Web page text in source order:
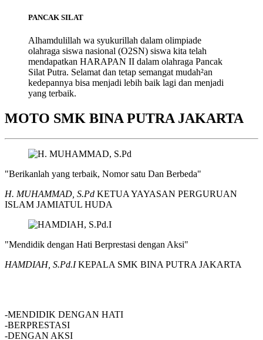
PANCAK SILAT
Alhamdulillah wa syukurillah dalam olimpiade
olahraga siswa nasional (O2SN) siswa kita telah
mendapatkan HARAPAN II dalam olahraga Pancak
Silat Putra. Selamat dan tetap semangat mudah²an
kedepannya bisa menjadi lebih baik lagi dan menjadi
yang terbaik.
MOTO SMK BINA PUTRA JAKARTA
"Berikanlah yang terbaik, Nomor satu Dan Berbeda"
H. MUHAMMAD, S.Pd KETUA YAYASAN PERGURUAN
ISLAM JAMIATUL HUDA
"Mendidik dengan Hati Berprestasi dengan Aksi"
HAMDIAH, S.Pd.IKEPALA SMK BINA PUTRA JAKARTA
-MENDIDIK DENGAN HATI
-BERPRESTASI
-DENGAN AKSI